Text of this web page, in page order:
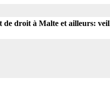
droit à Malte et ailleurs: